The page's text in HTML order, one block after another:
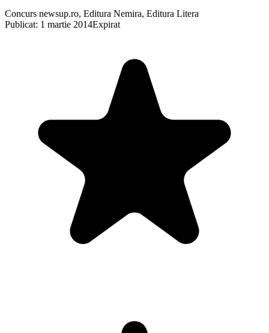
Concurs newsup.ro, Editura Nemira, Editura Litera
Publicat: 1 martie 2014Expirat